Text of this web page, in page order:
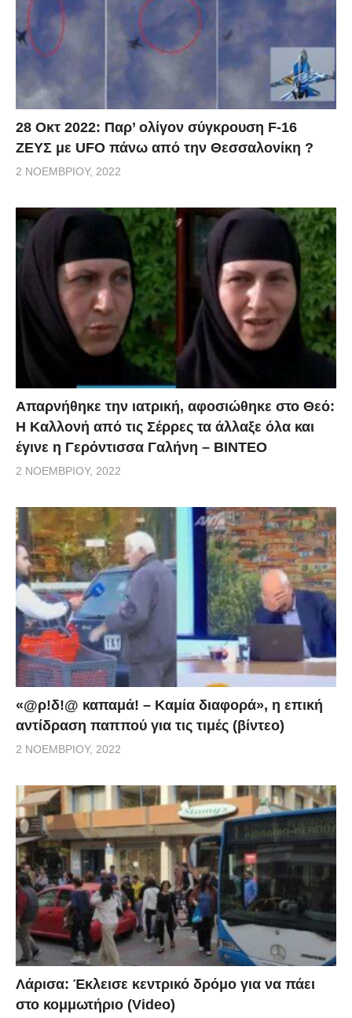
28 Οκτ 2022: Παρ’ ολίγον σύγκρουση F-16
ΖΕΥΣ με UFO πάνω από την Θεσσαλονίκη ?
2 ΝΟΕΜΒΡΊΟΥ, 2022
Απαρνήθηκε την ιατρική, αφοσιώθηκε στο Θεό:
Η Καλλονή από τις Σέρρες τα άλλαξε όλα και
έγινε η Γερόντισσα Γαλήνη – ΒΙΝΤΕΟ
2 ΝΟΕΜΒΡΊΟΥ, 2022
«@ρ!δ!@ καπαμά! – Καμία διαφορά», η επική
αντίδραση παππού για τις τιμές (βίντεο)
2 ΝΟΕΜΒΡΊΟΥ, 2022
Λάρισα: Έκλεισε κεντρικό δρόμο για να πάει
στο κομμωτήριο (Video)